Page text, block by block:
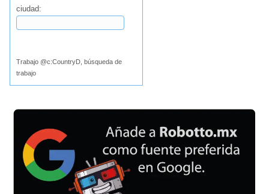
ciudad:
Trabajo @c:CountryD, búsqueda de
trabajo